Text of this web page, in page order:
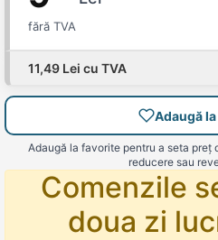
fără TVA
11,49 Lei cu TVA
Adaugă
Adaugă la favorite pentru a seta
reducere sau
Comenzile
doua zi